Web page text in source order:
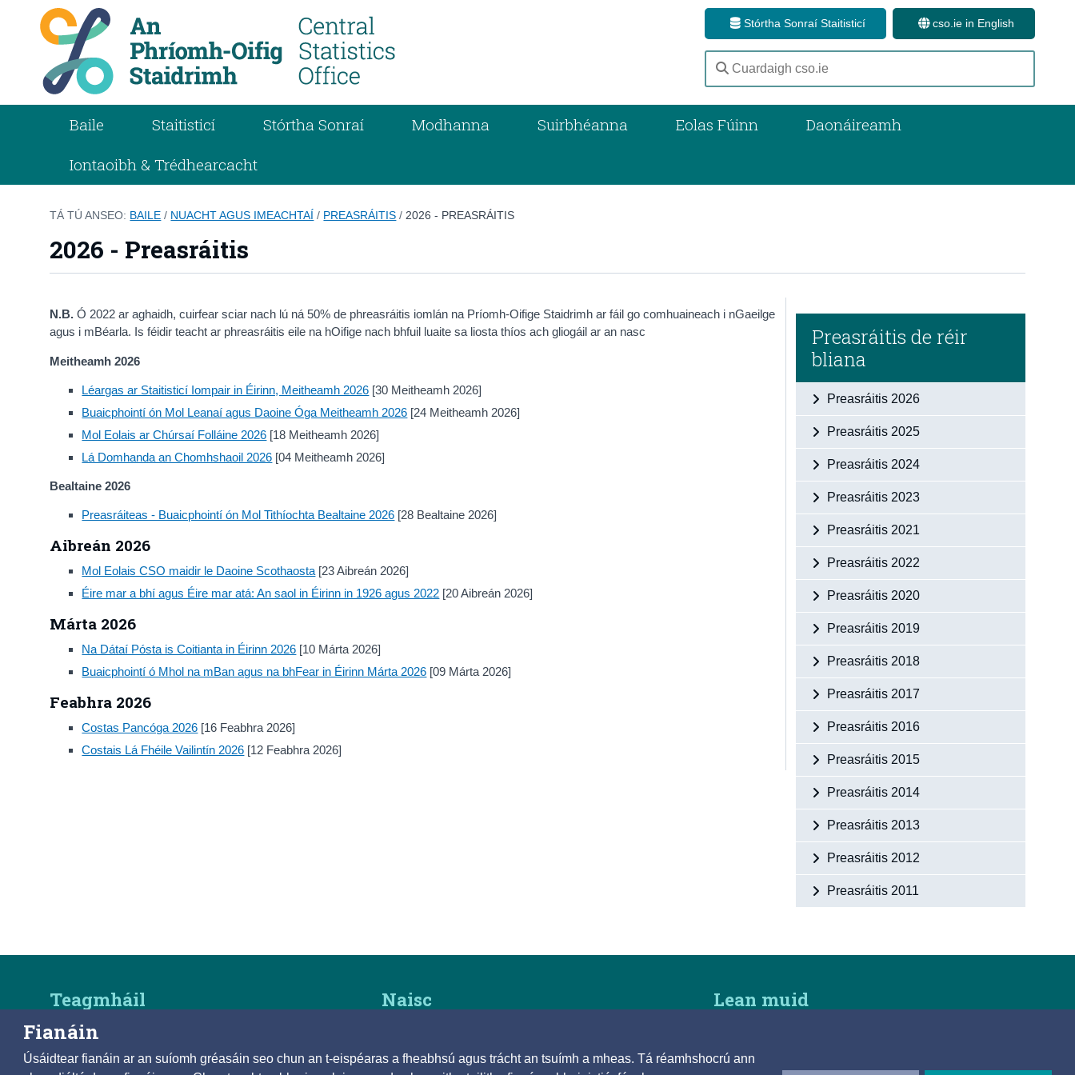
Fianáin
Úsáidtear fianáin ar an suíomh gréasáin seo chun an t-eispéaras a fheabhsú agus trácht an tsuímh a mheas. Tá réamhshocrú ann
Stórtha Sonraí Staitisticí cso.ie in English
Baile Staitisticí Stórtha Sonraí Modhanna Suirbhéanna Eolas Fúinn
Daonáireamh
Iontaoibh & Trédhearcacht
TÁ TÚ ANSEO: BAILE / NUACHT AGUS IMEACHTAÍ / PREASRÁITIS / 2026 - PREASRÁITIS
2026 - Preasráitis
N.B.Ó 2022 ar aghaidh, cuirfear sciar nach lú ná 50% de phreasráitis iomlán na Príomh-Oifige Staidrimh ar fáil go comhuaineach i nGaeilge
agus i mBéarla. Is féidir teacht ar phreasráitis eile na hOifige nach bhfuil luaite sa liosta thíos ach gliogáil ar an nasc
Meitheamh 2026
Léargas ar Staitisticí Iompair in Éirinn, Meitheamh 2026 [30 Meitheamh 2026]
Buaicphointí ón Mol Leanaí agus Daoine Óga Meitheamh 2026 [24 Meitheamh 2026]
Mol Eolais ar Chúrsaí Folláine 2026 [18 Meitheamh 2026]
Lá Domhanda an Chomhshaoil 2026 [04 Meitheamh 2026]
Bealtaine 2026
Preasráiteas - Buaicphointí ón Mol Tithíochta Bealtaine 2026 [28 Bealtaine 2026]
Aibreán 2026
Mol Eolais CSO maidir le Daoine Scothaosta [23 Aibreán 2026]
Éire mar a bhí agus Éire mar atá: An saol in Éirinn in 1926 agus 2022 [20 Aibreán 2026]
Márta 2026
Na Dátaí Pósta is Coitianta in Éirinn 2026 [10 Márta 2026]
Buaicphointí ó Mhol na mBan agus na bhFear in Éirinn Márta 2026 [09 Márta 2026]
Feabhra 2026
Costas Pancóga 2026 [16 Feabhra 2026]
Costais Lá Fhéile Vailintín 2026 [12 Feabhra 2026]
Preasráitis de réir
bliana
Preasráitis 2026
Preasráitis 2025
Preasráitis 2024
Preasráitis 2023
Preasráitis 2021
Preasráitis 2022
Preasráitis 2020
Preasráitis 2019
Preasráitis 2018
Preasráitis 2017
Preasráitis 2016
Preasráitis 2015
Preasráitis 2014
Preasráitis 2013
Preasráitis 2012
Preasráitis 2011
Teagmháil
An Phríomh-Oifig Staidrimh
Naisc
Beartas Cóipchirt agus Athúsáide
Lean muid